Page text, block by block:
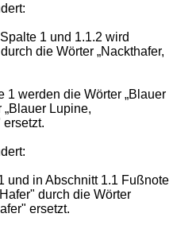
1 und 1.1.2 wird
die Wörter „Nackthafer,
1 werden die Wörter „Blauer
Lupine,
und in Abschnitt 1.1 Fußnote
durch die Wörter
ersetzt.